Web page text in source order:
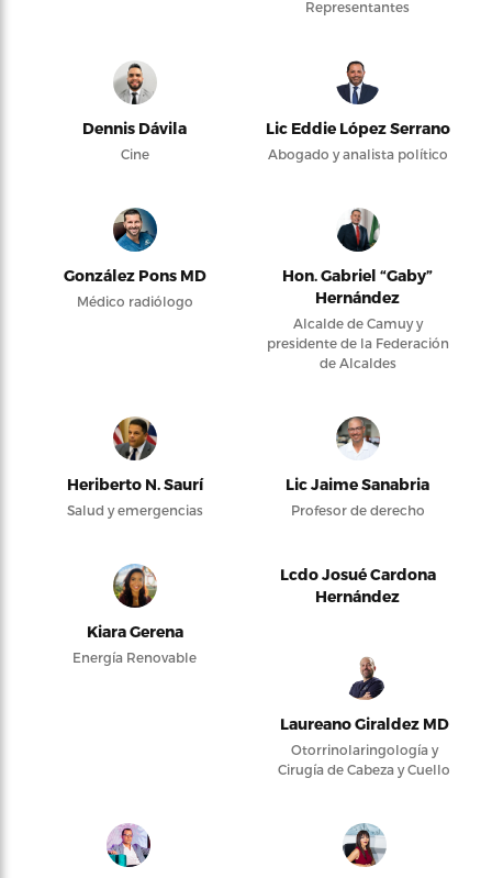
Representantes
Dennis Dávila
Cine
Lic Eddie López Serrano
Abogado y analista político
González Pons MD
Médico radiólogo
Hon. Gabriel “Gaby”
Hernández
Alcalde de Camuy y
presidente de la Federación
de Alcaldes
Heriberto N. Saurí
Salud y emergencias
Lic Jaime Sanabria
Profesor de derecho
Kiara Gerena
Energía Renovable
Lcdo Josué Cardona
Hernández
Laureano Giraldez MD
Otorrinolaringología y
Cirugía de Cabeza y Cuello